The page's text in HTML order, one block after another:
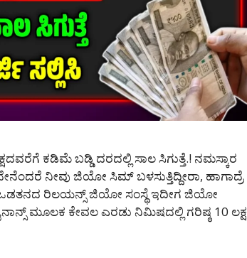
ಕಡಿಮೆ ಬಡ್ಡಿ ದರದಲ್ಲಿ ಸಾಲ ಸಿಗುತ್ತೆ.! ನಮಸ್ಕಾರ
ನೀವು ಜಿಯೋ ಸಿಮ್ ಬಳಸುತ್ತಿದ್ದೀರಾ, ಹಾಗಾದ್ರೆ
ರಿಲಯನ್ಸ್ ಜಿಯೋ ಸಂಸ್ಥೆ ಇದೀಗ ಜಿಯೋ
ಮೂಲಕ ಕೇವಲ ಎರಡು ನಿಮಿಷದಲ್ಲಿ ಗರಿಷ್ಠ 10 ಲಕ್ಷ